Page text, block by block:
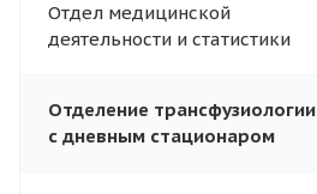
Отдел медицинской
деятельности и статистики
Отделение трансфузиологии
с дневным стационаром